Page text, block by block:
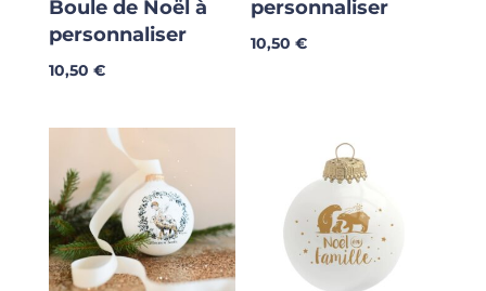
Boule de Noël à
personnaliser
10,50 €
personnaliser
10,50€